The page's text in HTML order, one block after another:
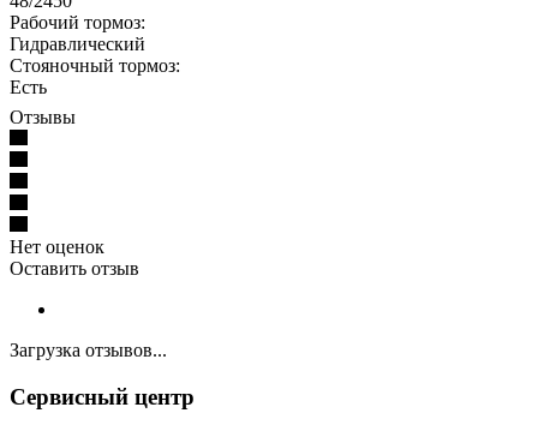
Рабочий тормоз:
Гидравлический
Стояночный тормоз:
Есть
Отзывы
Нет оценок
Оставить отзыв
Загрузка отзывов...
Сервисный центр